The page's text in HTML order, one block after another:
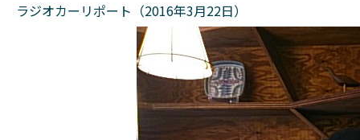
ラジオカーリポート（2016年3月22日）